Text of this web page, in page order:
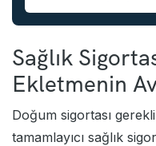
Sağlık
Ekletmenin
Doğum sigortası
tamamlayıcı sağlık